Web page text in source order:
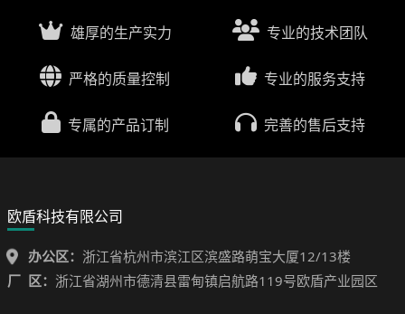
雄厚的生产实力 专业的技术团队
严格的质量控制 专业的服务支持
专属的产品订制 完善的售后支持
欧盾科技有限公司
办公区： 浙江省杭州市滨江区滨盛路萌宝大厦12/13楼
厂 区： 浙江省湖州市德清县雷甸镇启航路119号欧盾产业园区